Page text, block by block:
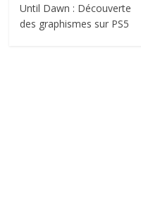
Until Dawn : Découverte
des graphismes sur PS5